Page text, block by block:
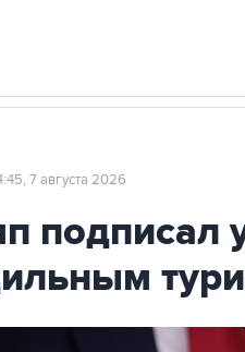
7 августа 2026
подписал